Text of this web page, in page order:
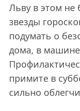
Льву в этом не
звезды
подумать о
дома, в
примите в
сильно